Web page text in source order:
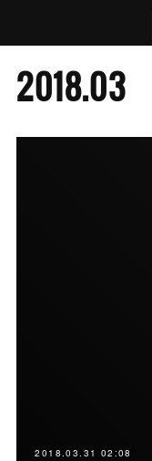
2018.03
2018.03.31 02:08